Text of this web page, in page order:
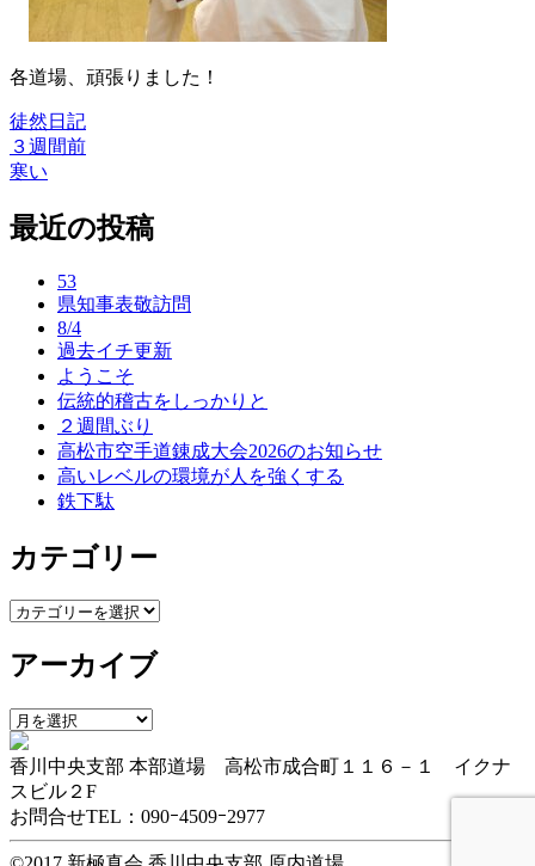
各道場、頑張りました！
徒然日記
投
稿
ナ
３週間前
寒い
最近の投稿
53
県知事表敬訪問
8/4
過去イチ更新
ようこそ
伝統的稽古をしっかりと
２週間ぶり
高松市空手道錬成大会2026のお知らせ
高いレベルの環境が人を強くする
鉄下駄
カテゴリー
カ
ゴ
ー
アーカイブ
ア
ー
カ
イ
ブ
香川中央支部 本部道場 高松市成合町１１６－１ イクナ
スビル２F
お問合せTEL：090ｰ4509ｰ2977